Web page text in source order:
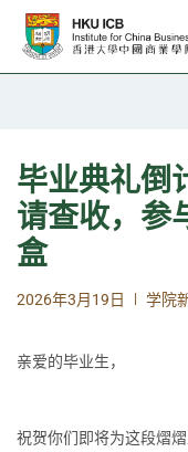
跳往主要内容
毕业典礼倒
请查收，参
盒
2026年3月19日 | 学院
亲爱的毕业生，
祝贺你们即将为这段熠